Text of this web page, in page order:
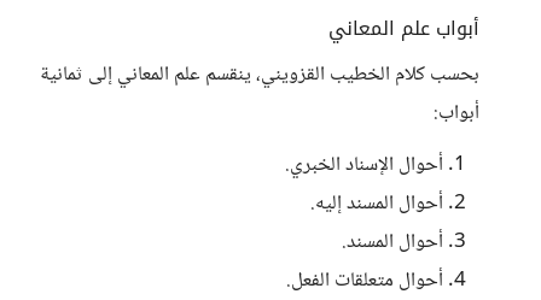
أبواب علم المعاني
بحسب كلام الخطيب القزويني، ينقسم علم المعاني إلى ثمانية
أبواب:
أحوال الإسناد الخبري.
أحوال المسند إليه.
أحوال المسند.
أحوال متعلقات الفعل.